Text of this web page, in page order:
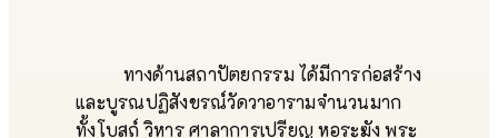
ทางด้านสถาปัตยกรรม ได้มีการก่อสร้าง
และบูรณปฏิสังขรณ์วัดวาอารามจำนวนมาก
ทั้งโบสถ์ วิหาร ศาลาการเปรียญ หอระฆัง พระ